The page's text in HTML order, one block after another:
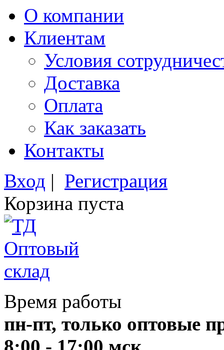
О компании
Клиентам
Условия
Доставка
Оплата
Как заказать
Контакты
Вход | Регистрация
Корзина пуста
Время работы
пн-пт, только оптовые